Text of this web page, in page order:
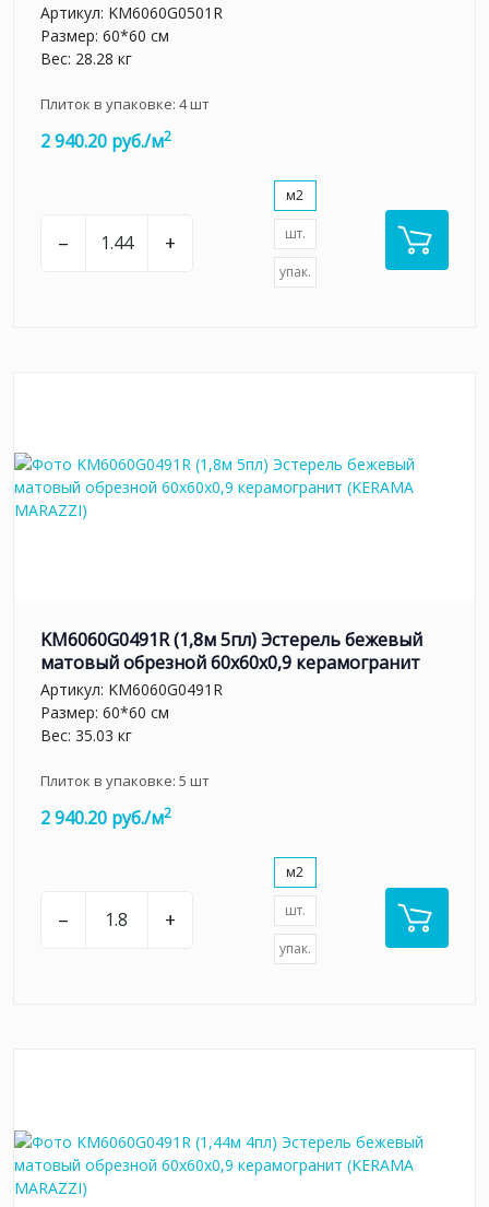
Артикул: KM6060G0501R
Размер: 60*60 см
Вес: 28.28 кг
Плиток в упаковке: 4шт
2 940.20 руб./м2
– +
м2
шт.
упак.
KM6060G0491R (1,8м 5пл) Эстерель бежевый
матовый обрезной 60x60x0,9 керамогранит
Артикул: KM6060G0491R
Размер: 60*60 см
Вес: 35.03 кг
Плиток в упаковке: 5 шт
2 940.20 руб./м2
– +
м2
шт.
упак.